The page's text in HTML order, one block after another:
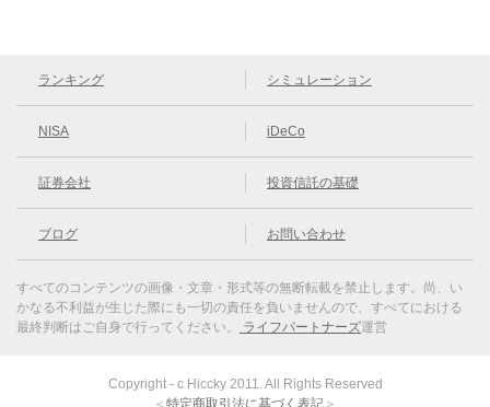
ランキング シミュレーション
NISA iDeCo
証券会社 投資信託の基礎
ブログ お問い合わせ
すべてのコンテンツの画像・文章・形式等の無断転載を禁止します。 尚、い
かなる不利益が生じた際にも一切の責任を負いませんので、すべてにおける
最終判断はご自身で行ってください。
ライフパートナーズ運営
Copyright - c Hiccky 2011. All Rights Reserved
＜ 特定商取引法に基づく表記 ＞